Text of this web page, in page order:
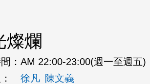
燦爛
： AM 22:00-23:00(週一至週五)
徐凡 陳文義